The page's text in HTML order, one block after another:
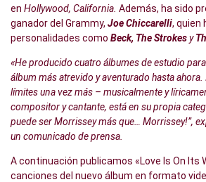
en Hollywood, California. Además, ha sido
ganador del Grammy, Joe Chiccarelli, quien
personalidades como Beck, The Strokesy
«He producido cuatro álbumes de estudio
álbum más atrevido y aventurado hasta
límites una vez más – musicalmente y
compositor y cantante, está en su propia
puede ser Morrissey más que… Morrissey!”,
un comunicado de prensa.
A continuación publicamos «Love Is On Its
canciones del nuevo álbum en formato